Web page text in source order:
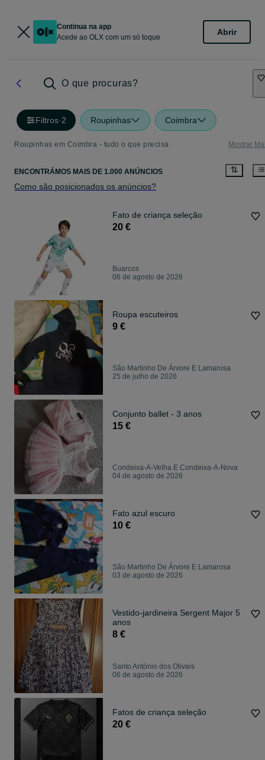
Continua na app
Acede ao OLX com um só toque
Abrir
O que procuras?
Filtros·2 Roupinhas Coimbra
Roupinhas em Coimbra - tudo o que precisa Mostrar
ENCONTRÁMOS MAIS DE 1.000 ANÚNCIOS
Como são posicionados os anúncios?
Fato de criança seleção
20 €
Buarcos
06 de agosto de 2026
Roupa escuteiros
9 €
São Martinho De Árvore E Lamarosa
25 de julho de 2026
Conjunto ballet - 3 anos
15 €
Condeixa-A-Velha E Condeixa-A-Nova
04 de agosto de 2026
Fato azul escuro
10 €
São Martinho De Árvore E Lamarosa
03 de agosto de 2026
Vestido-jardineira Sergent Major 5
anos
8 €
Santo António dos Olivais
06 de agosto de 2026
Fatos de criança seleção
20 €